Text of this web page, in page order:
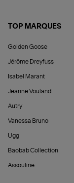
TOP MARQUES
Golden Goose
Jérôme Dreyfuss
Isabel Marant
Jeanne Vouland
Autry
Vanessa Bruno
Ugg
Baobab Collection
Assouline